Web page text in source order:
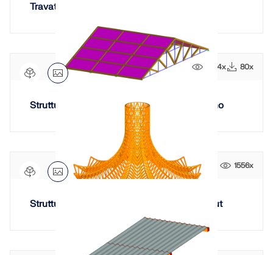
Travatura di Pratt
2194x 80x
Struttura del telaio del tetto in acciaio e legno
1556x
Struttura a guscio in legno - Knies Zauberhut